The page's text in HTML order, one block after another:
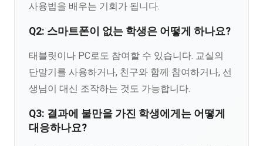
사용법을 배우는 기회가 됩니다.
Q2: 스마트폰이 없는 학생은 어떻게 하나요?
태블릿이나 PC로도 참여할 수 있습니다. 교실의
단말기를 사용하거나, 친구와 함께 참여하거나, 선
생님이 대신 조작하는 것도 가능합니다.
Q3: 결과에 불만을 가진 학생에게는 어떻게
대응하나요?